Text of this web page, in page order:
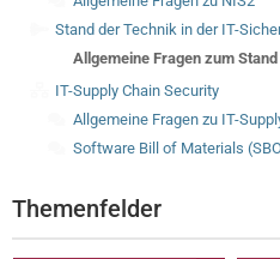
Stand der Technik in der IT-
Allgemeine Fragen zum
IT-Supply Chain Security
Allgemeine Fragen zu IT-
Software Bill of Materials
Themenfelder